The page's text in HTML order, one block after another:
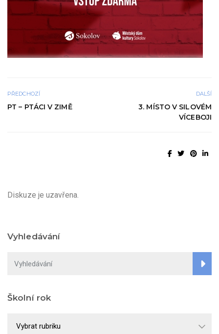
PŘEDCHOZÍ
PT – PTÁCI V ZIMĚ
DALŠÍ
3. MÍSTO V SILOVÉM
VÍCEBOJI
Diskuze je uzavřena.
Vyhledávání
Školní rok